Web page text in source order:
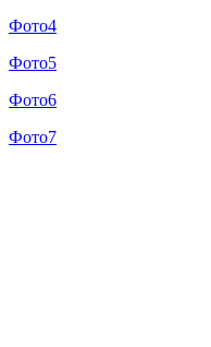
Фото4
Фото5
Фото6
Фото7